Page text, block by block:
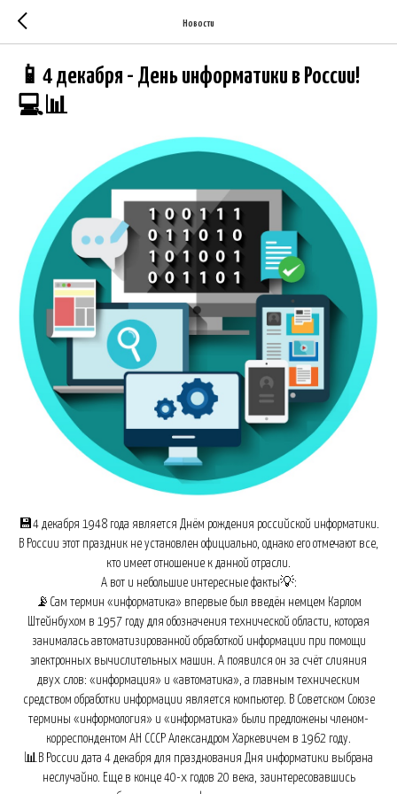
Новости
📱4 декабря - День информатики в России!
💻📊
💾4 декабря 1948 года является Днём рождения российской информатики.
В России этот праздник не установлен официально, однако его отмечают все,
кто имеет отношение к данной отрасли.
А вот и небольшие интересные факты💡:
📡Сам термин «информатика» впервые был введён немцем Карлом
Штейнбухом в 1957 году для обозначения технической области, которая
занималась автоматизированной обработкой информации при помощи
электронных вычислительных машин. А появился он за счёт слияния
двух слов: «информация» и «автоматика», а главным техническим
средством обработки информации является компьютер. В Советском Союзе
термины «информология» и «информатика» были предложены членом-
корреспондентом АН СССР Александром Харкевичем в 1962 году.
📊В России дата 4 декабря для празднования Дня информатики выбрана
неслучайно. Еще в конце 40-х годов 20 века, заинтересовавшись